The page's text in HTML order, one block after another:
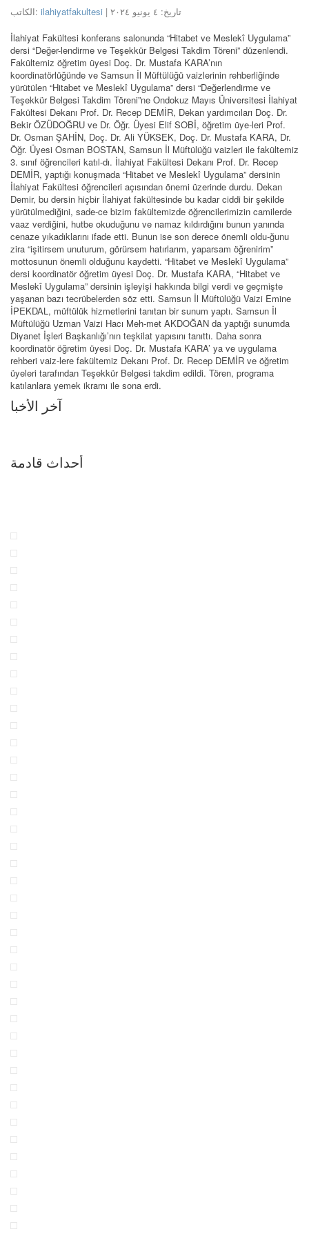
الكاتب: ilahiyatfakultesi
| تاريخ: ٤ يونيو ٢٠٢٤
İlahiyat Fakültesi konferans salonunda “Hitabet ve Meslekî Uygulama”
dersi “Değer-lendirme ve Teşekkür Belgesi Takdim Töreni” düzenlendi.
Fakültemiz öğretim üyesi Doç. Dr. Mustafa KARA’nın
koordinatörlüğünde ve Samsun İl Müftülüğü vaizlerinin rehberliğinde
yürütülen “Hitabet ve Meslekî Uygulama” dersi “Değerlendirme ve
Teşekkür Belgesi Takdim Töreni”ne Ondokuz Mayıs Üniversitesi İlahiyat
Fakültesi Dekanı Prof. Dr. Recep DEMİR, Dekan yardımcıları Doç. Dr.
Bekir ÖZÜDOĞRU ve Dr. Öğr. Üyesi Elif SOBİ, öğretim üye-leri Prof.
Dr. Osman ŞAHİN, Doç. Dr. Ali YÜKSEK, Doç. Dr. Mustafa KARA, Dr.
Öğr. Üyesi Osman BOSTAN, Samsun İl Müftülüğü vaizleri ile fakültemiz
3. sınıf öğrencileri katıl-dı. İlahiyat Fakültesi Dekanı Prof. Dr. Recep
DEMİR, yaptığı konuşmada “Hitabet ve Meslekî Uygulama” dersinin
İlahiyat Fakültesi öğrencileri açısından önemi üzerinde durdu. Dekan
Demir, bu dersin hiçbir İlahiyat fakültesinde bu kadar ciddi bir şekilde
yürütülmediğini, sade-ce bizim fakültemizde öğrencilerimizin camilerde
vaaz verdiğini, hutbe okuduğunu ve namaz kıldırdığını bunun yanında
cenaze yıkadıklarını ifade etti. Bunun ise son derece önemli oldu-ğunu
zira “işitirsem unuturum, görürsem hatırlarım, yaparsam öğrenirim”
mottosunun önemli olduğunu kaydetti. “Hitabet ve Meslekî Uygulama”
dersi koordinatör öğretim üyesi Doç. Dr. Mustafa KARA, “Hitabet ve
Meslekî Uygulama” dersinin işleyişi hakkında bilgi verdi ve geçmişte
yaşanan bazı tecrübelerden söz etti. Samsun İl Müftülüğü Vaizi Emine
İPEKDAL, müftülük hizmetlerini tanıtan bir sunum yaptı. Samsun İl
Müftülüğü Uzman Vaizi Hacı Meh-met AKDOĞAN da yaptığı sunumda
Diyanet İşleri Başkanlığı’nın teşkilat yapısını tanıttı. Daha sonra
koordinatör öğretim üyesi Doç. Dr. Mustafa KARA’ ya ve uygulama
rehberi vaiz-lere fakültemiz Dekanı Prof. Dr. Recep DEMİR ve öğretim
üyeleri tarafından Teşekkür Belgesi takdim edildi. Tören, programa
katılanlara yemek ikramı ile sona erdi.
آخر الأخبا
أحداث قادمة